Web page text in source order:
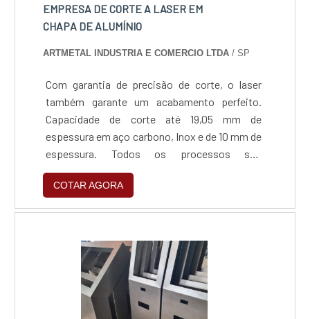
EMPRESA DE CORTE A LASER EM
CHAPA DE ALUMÍNIO
ARTMETAL INDUSTRIA E COMERCIO LTDA / SP
Com garantia de precisão de corte, o laser
também garante um acabamento perfeito.
Capacidade de corte até 19,05 mm de
espessura em aço carbono, Inox e de 10 mm de
espessura. Todos os processos são
gerenciados por softwares de alta tecnologia,
que garantem a confiabilidade do processo e a
certeza do produto final dentro das mais
de anomalia ou deformação.
COTAR AGORA